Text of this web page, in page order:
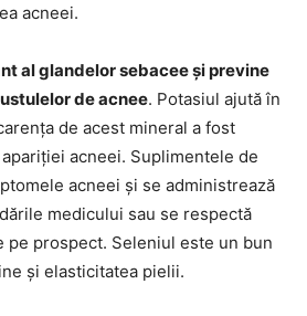
acneei.
al glandelor sebacee și previne
de acnee. Potasiul ajută în
de acest mineral a fost
acneei. Suplimentele de
acneei și se administrează
medicului sau se respectă
pe prospect. Seleniul este un bun
și elasticitatea pielii.